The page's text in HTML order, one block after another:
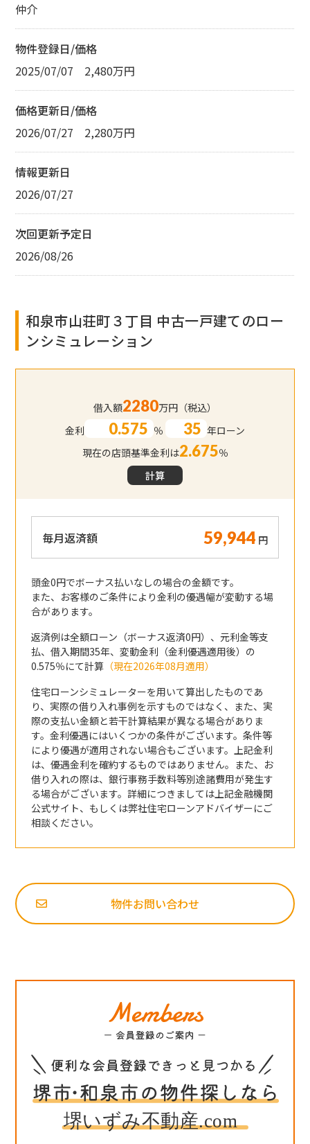
仲介
物件登録日/価格
2025/07/07 2,480万円
価格更新日/価格
2026/07/27 2,280万円
情報更新日
2026/07/27
次回更新予定日
2026/08/26
和泉市山荘町３丁目 中古一戸建てのロー
ンシミュレーション
借入額2280万円（税込）
金利
％
年ローン
現在の店頭基準金利は2.675％
計算
毎月返済額 円
頭金0円でボーナス払いなしの場合の金額です。
また、お客様のご条件により金利の優遇幅が変動する場
合があります。
返済例は全額ローン（ボーナス返済0円）、元利金等支
払、借入期間35年、変動金利（金利優遇適用後）の
0.575％にて計算 （現在2026年08月適用）
住宅ローンシミュレーターを用いて算出したものであ
り、実際の借り入れ事例を示すものではなく、また、実
際の支払い金額と若干計算結果が異なる場合がありま
す。金利優遇にはいくつかの条件がございます。条件等
により優遇が適用されない場合もございます。上記金利
は、優遇金利を確約するものではありません。また、お
借り入れの際は、銀行事務手数料等別途諸費用が発生す
る場合がございます。詳細につきましては上記金融機関
公式サイト、もしくは弊社住宅ローンアドバイザーにご
相談ください。
物件お問い合わせ